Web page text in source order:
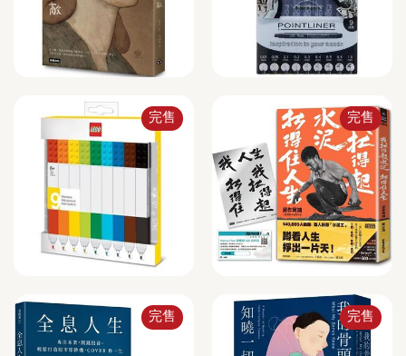
完售 完售
完售 完售